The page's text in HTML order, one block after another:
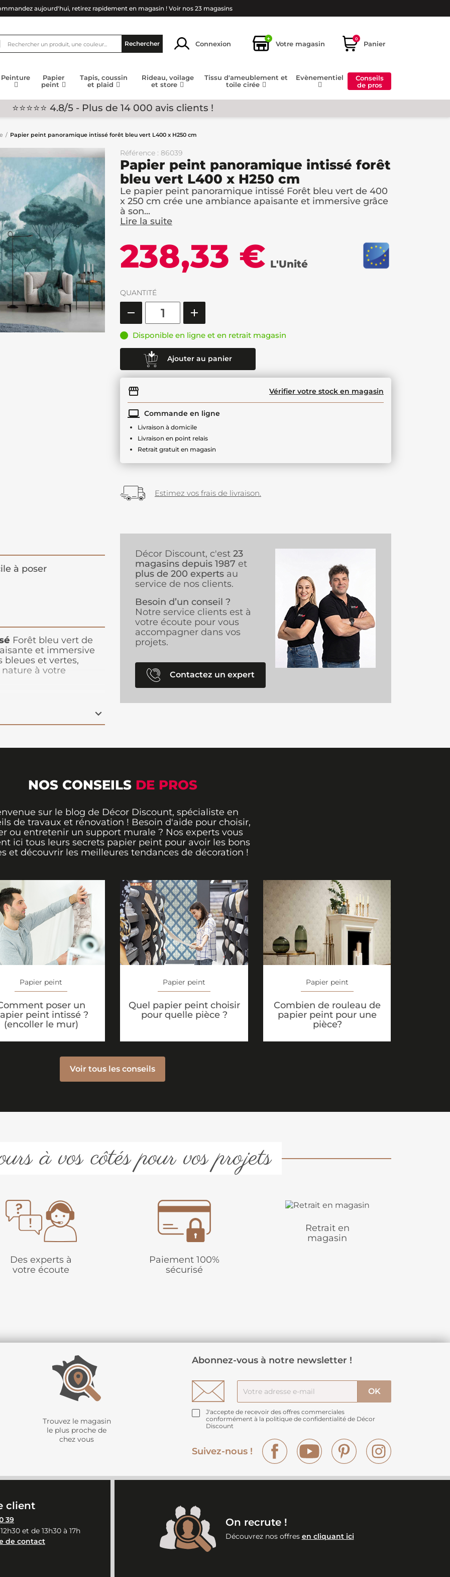
aujourd'hui, retirez rapidement en magasin ! Voir nos 23 magasins
Rechercher Connexion
+
Votre magasin
0
Panier
Peinture
Papier
peint
Tapis, coussin
et plaid
Rideau, voilage
et store
Tissu d'ameublement et
toile cirée
Evènementiel
Conseils
de pros
⭐⭐⭐⭐⭐ 4.8/5 - Plus de 14 000 avis clients !
Papier peint panoramique intissé forêt bleu vert L400 x H250 cm
Référence : 86039
Papier peint panoramique intissé forêt
bleu vert L400 x H250 cm
Le papier peint panoramique intissé Forêt bleu vert de 400
x 250 cm crée une ambiance apaisante et immersive grâce
à son...
Lire la suite
238,33 € L'Unité
QUANTITÉ
Disponible en ligne et en retrait magasin
Ajouter au panier
Vérifier votre stock en magasin
Commande en ligne
Livraison à domicile
Livraison en point relais
Retrait gratuit en magasin
Estimez vos frais de livraison.
à poser
Forêt bleu vert de
et immersive
bleues et vertes,
à votre
havre de paix.
ce qui rend
est également
élégante et
Décor Discount, c'est 23
magasins depuis 1987 et
plus de 200 experts au
service de nos clients.
Besoin d’un conseil ?
Notre service clients est à
votre écoute pour vous
accompagner dans vos
projets.
Contactez un expert
NOS CONSEILS DE PROS
sur le blog de Décor Discount, spécialiste en
de travaux et rénovation ! Besoin d'aide pour choisir,
ou entretenir un support murale ? Nos experts vous
ici tous leurs secrets papier peint pour avoir les bons
et découvrir les meilleures tendances de décoration !
Papier peint
poser un
peint intissé ?
(encoller le mur)
Papier peint
Quel papier peint choisir
pour quelle pièce ?
Papier peint
Combien de rouleau de
papier peint pour une
pièce?
Voir tous les conseils
à vos côtés pour vos projets
Des experts à
votre écoute
Paiement 100%
sécurisé
Retrait en
magasin
Trouvez le magasin
le plus proche de
chez vous
Abonnez-vous à notre newsletter !
J'accepte de recevoir des offres commerciales
conformément à la politique de confidentialité de Décor
Discount
Suivez-nous !
Facebook YouTube Pinterest
client
39
et de 13h30 à 17h
de contact
On recrute !
Découvrez nos offres en cliquant ici